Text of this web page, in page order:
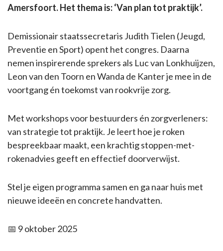
Amersfoort. Het thema is: ‘Van plan tot praktijk’.
Demissionair staatssecretaris Judith Tielen (Jeugd,
Preventie en Sport) opent het congres. Daarna
nemen inspirerende sprekers als Luc van Lonkhuijzen,
Leon van den Toorn en Wanda de Kanter je mee in de
voortgang én toekomst van rookvrije zorg.
Met workshops voor bestuurders én zorgverleners:
van strategie tot praktijk. Je leert hoe je roken
bespreekbaar maakt, een krachtig stoppen-met-
rokenadvies geeft en effectief doorverwijst.
Stel je eigen programma samen en ga naar huis met
nieuwe ideeën en concrete handvatten.
📅 9 oktober 2025